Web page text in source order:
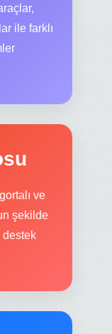
ile farklı
ve
şekilde
destek